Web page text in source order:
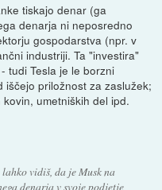
tiskajo denar (ga
denarja ni neposredno
gospodarstva (npr. v
industriji. Ta "investira"
tudi Tesla je le borzni
priložnost za zaslužek;
umetniških del ipd.
vidiš, da je Musk na
denarja v svoje podjetje